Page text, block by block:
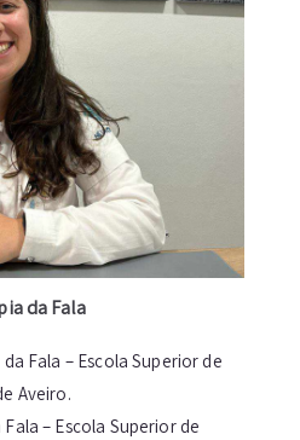
da Fala
Fala – Escola Superior de
Aveiro.
– Escola Superior de